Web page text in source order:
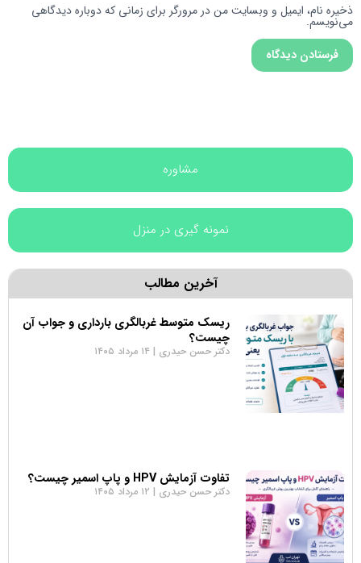
ذخیره نام، ایمیل و وبسایت من در مرورگر برای زمانی که دوباره دیدگاهی
می‌نویسم.
مشاوره
نمونه گیری در منزل
آخرین مطالب
ریسک متوسط غربالگری بارداری و جواب آن
چیست؟
دکتر حسن حیدری ۱۴ مرداد ۱۴۰۵
تفاوت آزمایش HPV و پاپ اسمیر چیست؟
دکتر حسن حیدری ۱۲ مرداد ۱۴۰۵